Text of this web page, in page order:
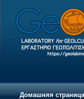
Домашняя страница